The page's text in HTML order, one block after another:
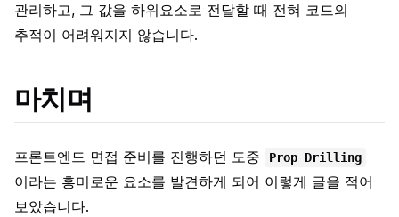
관리하고, 그 값을 하위요소로 전달할 때 전혀 코드의
추적이 어려워지지 않습니다.
마치며
프론트엔드 면접 준비를 진행하던 도중 Prop Drilling
이라는 흥미로운 요소를 발견하게 되어 이렇게 글을 적어
보았습니다.